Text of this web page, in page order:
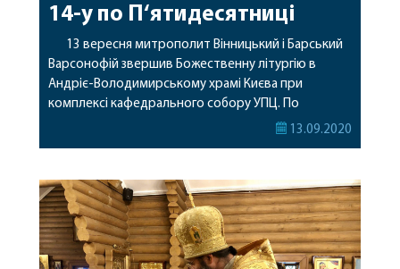
14-у по П‘ятидесятниці
13 вересня митрополит Вінницький і Барський
Варсонофій звершив Божественну літургію в
Андріє-Володимирському храмі Києва при
комплексі кафедрального собору УПЦ. По
завершені богослужіння архієрей привітав
УПЦ: Дивіться також: Свій новий храм ми
виплакали: громада Стрижавки про життя після
захоплення храму
13.09.2020